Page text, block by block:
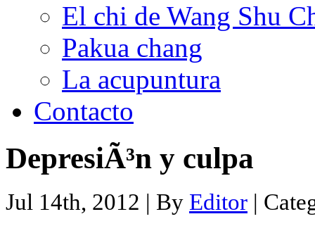
El chi de Wang Shu
Pakua chang
La acupuntura
Contacto
DepresiÃ³n y culpa
Jul 14th, 2012 | By Editor |